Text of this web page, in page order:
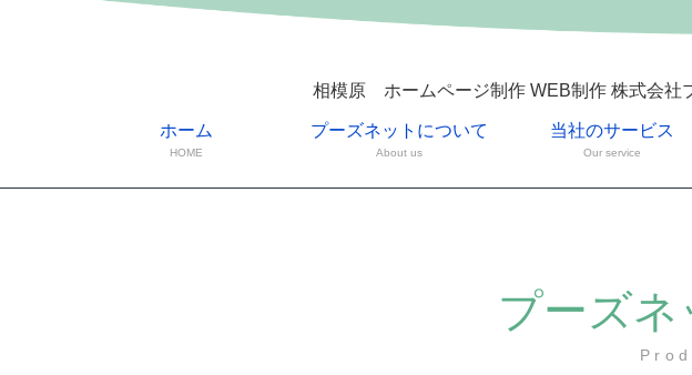
相模原 ホームページ制作 WEB制作 株式会社
ホーム
HOME
プーズネットについて
About us
当社のサービス
Our service
プーズ